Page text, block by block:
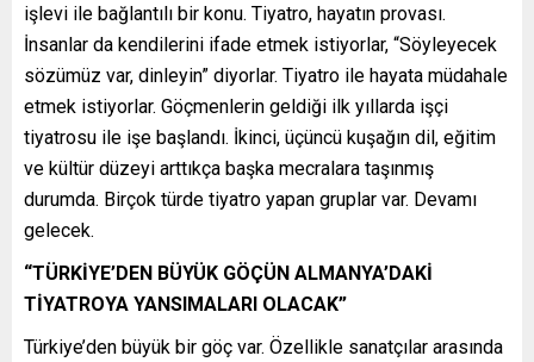
işlevi ile bağlantılı bir konu. Tiyatro, hayatın provası.
İnsanlar da kendilerini ifade etmek istiyorlar, “Söyleyecek
sözümüz var, dinleyin” diyorlar. Tiyatro ile hayata müdahale
etmek istiyorlar. Göçmenlerin geldiği ilk yıllarda işçi
tiyatrosu ile işe başlandı. İkinci, üçüncü kuşağın dil, eğitim
ve kültür düzeyi arttıkça başka mecralara taşınmış
durumda. Birçok türde tiyatro yapan gruplar var. Devamı
gelecek.
“TÜRKİYE’DEN BÜYÜK GÖÇÜN ALMANYA’DAKİ
TİYATROYA YANSIMALARI OLACAK”
Türkiye’den büyük bir göç var. Özellikle sanatçılar arasında